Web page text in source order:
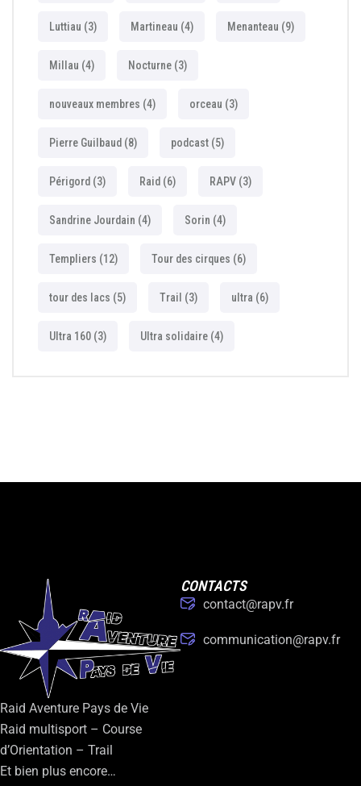
Luttiau (3) Martineau (4) Menanteau (9)
Millau (4) Nocturne (3)
nouveaux membres (4) orceau (3)
Pierre Guilbaud (8) podcast (5)
Périgord (3) Raid (6) RAPV (3)
Sandrine Jourdain (4) Sorin (4)
Templiers (12) Tour des cirques (6)
tour des lacs (5) Trail (3) ultra (6)
Ultra 160 (3) Ultra solidaire (4)
Raid Aventure Pays de Vie
Raid multisport – Course
d’Orientation – Trail
Et bien plus encore…
CONTACTS
contact@rapv.fr
communication@rapv.fr